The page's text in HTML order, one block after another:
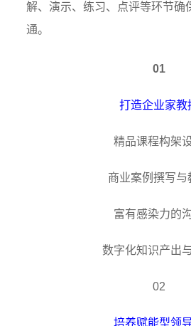
解、演示、练习、点评等环节确
通。
01
打造企业家教
精品课程构架
商业案例撰写与
富有感染力的
数字化知识产出
02
培养赋能型领